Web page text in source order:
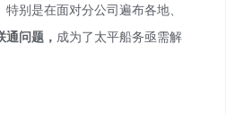
别是在面对分公司遍布各地、
问题， 成为了太平船务亟需解